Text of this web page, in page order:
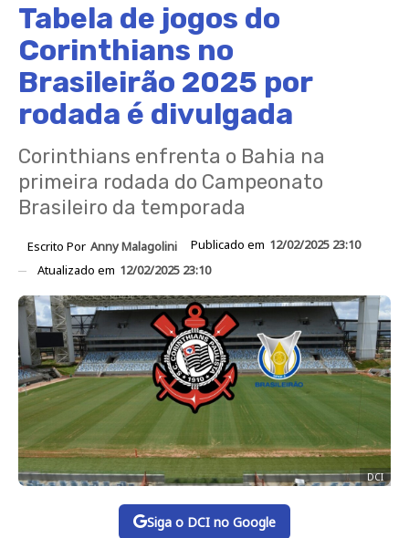
Tabela de jogos do
Corinthians no
Brasileirão 2025 por
rodada é divulgada
Corinthians enfrenta o Bahia na
primeira rodada do Campeonato
Brasileiro da temporada
Escrito Por Anny Malagolini Publicado em 12/02/2025 23:10
Atualizado em 12/02/2025 23:10
DCI
Siga o DCI no Google